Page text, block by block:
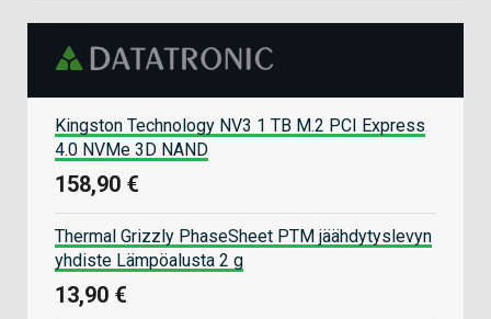
Kingston Technology NV3 1 TB M.2 PCI Express
4.0 NVMe 3D NAND
158,90 €
Thermal Grizzly PhaseSheet PTM jäähdytyslevyn
yhdiste Lämpöalusta 2 g
13,90 €